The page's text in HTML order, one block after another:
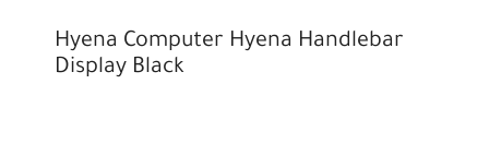
Hyena Computer Hyena Handlebar
Display Black